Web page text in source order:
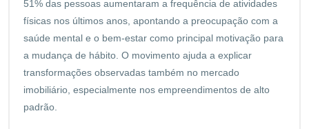
51% das pessoas aumentaram a frequência de atividades
físicas nos últimos anos, apontando a preocupação com a
saúde mental e o bem-estar como principal motivação para
a mudança de hábito. O movimento ajuda a explicar
transformações observadas também no mercado
imobiliário, especialmente nos empreendimentos de alto
padrão.